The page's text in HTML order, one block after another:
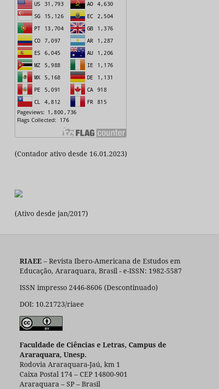
(Contador ativo desde 16.01.2023)
(Ativo desde jan/2017)
RIAEE– Revista Ibero-Americana de Estudos em
Educação, Araraquara, Brasil - e-ISSN: 1982-5587
ISSN impresso 2446-8606 (Descontinuado)
DOI: 10.21723/riaee
Faculdade de Ciências e Letras, Campus de
Araraquara, Unesp.
Rodovia Araraquara-Jaú, km 1
Caixa Postal 174 – CEP 14800-901
Araraquara – SP – Brasil